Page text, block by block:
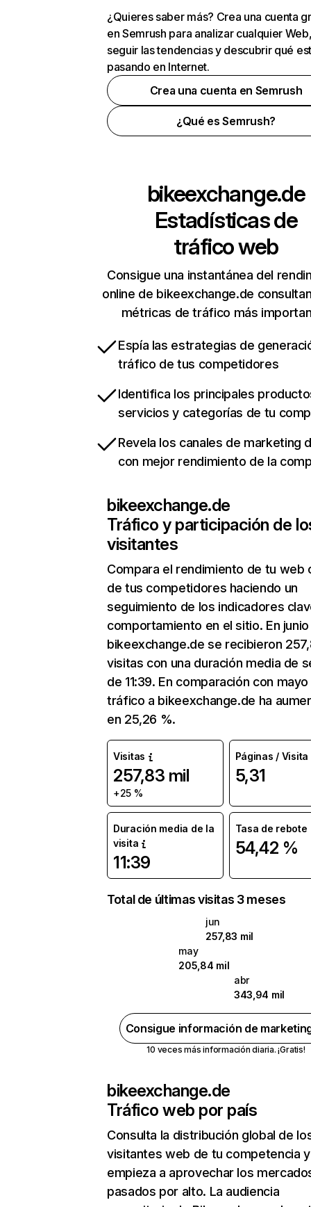
¿Quieres saber más? Crea una cuenta
en Semrush para analizar cualquier
seguir las tendencias y descubrir qué
pasando en Internet.
Crea una cuenta en Semrush
¿Qué es Semrush?
bikeexchange.de
Estadísticas de
tráfico web
Consigue una instantánea del
online de bikeexchange.de
métricas de tráfico más
Espía las estrategias de
tráfico de tus competidores
Identifica los principales
servicios y categorías de tu
Revela los canales de marketing
con mejor rendimiento de la
bikeexchange.de
Tráfico y participación de
visitantes
Compara el rendimiento de tu web
de tus competidores haciendo un
seguimiento de los indicadores
comportamiento en el sitio. En junio
bikeexchange.de se recibieron
visitas con una duración media de
de 11:39. En comparación con mayo
tráfico a bikeexchange.de ha
en 25,26 %.
Visitas
257,83 mil
+25 %
Páginas / Visita
5,31
Duración media de la
visita
11:39
Tasa de rebote
54,42 %
Total de últimas visitas 3 meses
jun
257,83 mil
may
205,84 mil
abr
343,94 mil
Consigue información de
10 veces más información diaria. ¡Gratis!
bikeexchange.de
Tráfico web por país
Consulta la distribución global de
visitantes web de tu competencia y
empieza a aprovechar los
pasados por alto. La audiencia